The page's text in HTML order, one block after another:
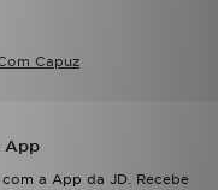
Capuz
App
a App da JD. Recebe